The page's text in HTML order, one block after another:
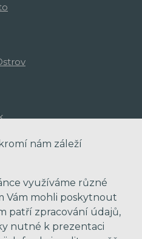
nám záleží
využíváme různé
Vám mohli poskytnout
patří zpracování údajů,
nutné k prezentaci